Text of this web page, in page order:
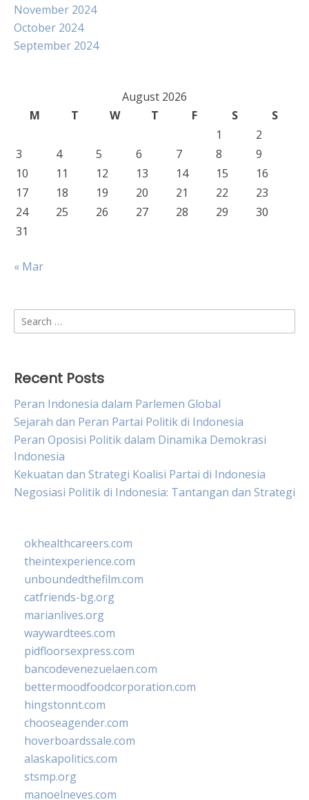
November 2024
October 2024
September 2024
August 2026
M
T W T F S
S
1
2
3
4 5 6 7 8
9
10
11 12 13 14 15
16
17
18 19 20 21 22
23
24
25 26 27 28 29
30
31
« Mar
Search
for:
Recent Posts
Peran Indonesia dalam Parlemen Global
Sejarah dan Peran Partai Politik di Indonesia
Peran Oposisi Politik dalam Dinamika Demokrasi
Indonesia
Kekuatan dan Strategi Koalisi Partai di Indonesia
Negosiasi Politik di Indonesia: Tantangan dan Strategi
okhealthcareers.com
theintexperience.com
unboundedthefilm.com
catfriends-bg.org
marianlives.org
waywardtees.com
pidfloorsexpress.com
bancodevenezuelaen.com
bettermoodfoodcorporation.com
hingstonnt.com
chooseagender.com
hoverboardssale.com
alaskapolitics.com
stsmp.org
manoelneves.com